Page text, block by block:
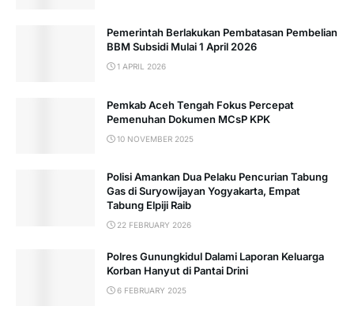
Pemerintah Berlakukan Pembatasan Pembelian
BBM Subsidi Mulai 1 April 2026
1 APRIL 2026
Pemkab Aceh Tengah Fokus Percepat
Pemenuhan Dokumen MCsP KPK
10 NOVEMBER 2025
Polisi Amankan Dua Pelaku Pencurian Tabung
Gas di Suryowijayan Yogyakarta, Empat
Tabung Elpiji Raib
22 FEBRUARY 2026
Polres Gunungkidul Dalami Laporan Keluarga
Korban Hanyut di Pantai Drini
6 FEBRUARY 2025